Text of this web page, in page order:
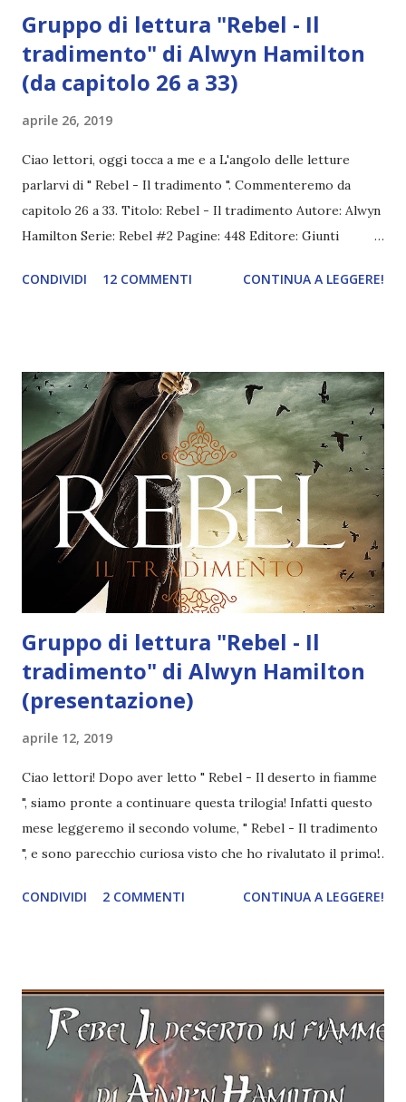
Gruppo di lettura "Rebel - Il
tradimento" di Alwyn Hamilton
(da capitolo 26 a 33)
aprile 26, 2019
Ciao lettori, oggi tocca a me e a L'angolo delle letture
parlarvi di " Rebel - Il tradimento ". Commenteremo da
capitolo 26 a 33. Titolo: Rebel - Il tradimento Autore: Alwyn
Hamilton Serie: Rebel #2 Pagine: 448 Editore: Giunti
mesi da quando Amani, dall'infallibile mira, ha incontrato il
propria libertà. Ora sta invece combattendo per liberare
una nazione intera da un tiranno sanguinario che non ha
esitato a trucidare il padre pur di salire al trono. Amani si
trova prigioniera nell'epicentro stesso del potere, il
palazzo del Sultano, ed è determinata a rovesciarne il
regime. Disperatamente concentrata nello sforzo di
scoprire i segreti di corte, cerca di dimenticare che Jin è
scomparso proprio quando le sembrava più vicino e d...
CONDIVIDI 12 COMMENTI CONTINUA A LEGGERE!
Gruppo di lettura "Rebel - Il
tradimento" di Alwyn Hamilton
(presentazione)
aprile 12, 2019
Ciao lettori! Dopo aver letto " Rebel - Il deserto in fiamme
", siamo pronte a continuare questa trilogia! Infatti questo
mese leggeremo il secondo volume, " Rebel - Il tradimento
", e sono parecchio curiosa visto che ho rivalutato il primo!
Rebel of the sand 2 Pagine: 448 Editore: Giunti Acquistalo
terribile e meraviglioso del Miraji sul dorso di un buraqi,
mitico destriero fatto di sabbia e vento, in cerca della
propria libertà. Ora sta invece combattendo per liberare
una nazione intera da un tiranno sanguinario che non ha
CONDIVIDI 2 COMMENTI CONTINUA A LEGGERE!